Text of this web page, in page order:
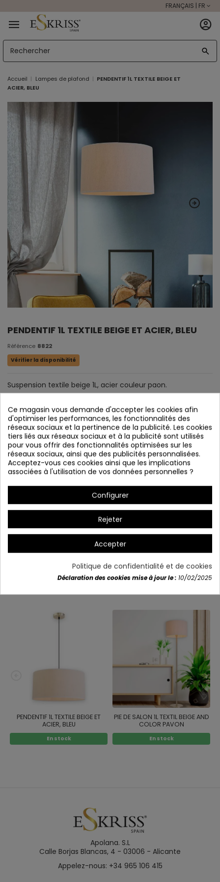
FRANÇAIS | FR
Accueil Lampes de plafond
PENDENTIF 1L TEXTILE BEIGE ET
ACIER, BLEU
PENDENTIF 1L TEXTILE BEIGE ET ACIER, BLEU
Référence 8822
Vérifier la disponibilité
Suspension textile beige 1L, acier couleur paon.
Détails du produit
Vous aimerez aussi
PENDENTIF 1L TEXTILE BEIGE ET
ACIER, BLEU
En stock
PIE DE SALON 1L TEXTIL BEIGE AND
COLOR PAVON
En stock
Apolana. S.L
Calle Borjas Blancas, 4 - 03006 - Alicante
Appelez-nous: +34 965 106 415
Ce magasin vous demande d'accepter les cookies afin
d'optimiser les performances, les fonctionnalités des
réseaux sociaux et la pertinence de la publicité. Les cookies
tiers liés aux réseaux sociaux et à la publicité sont utilisés
pour vous offrir des fonctionnalités optimisées sur les
réseaux sociaux, ainsi que des publicités personnalisées.
Acceptez-vous ces cookies ainsi que les implications
associées à l'utilisation de vos données personnelles ?
Configurer
Rejeter
Accepter
Politique de confidentialité et de cookies
Déclaration des cookies mise à jour le : 10/02/2025